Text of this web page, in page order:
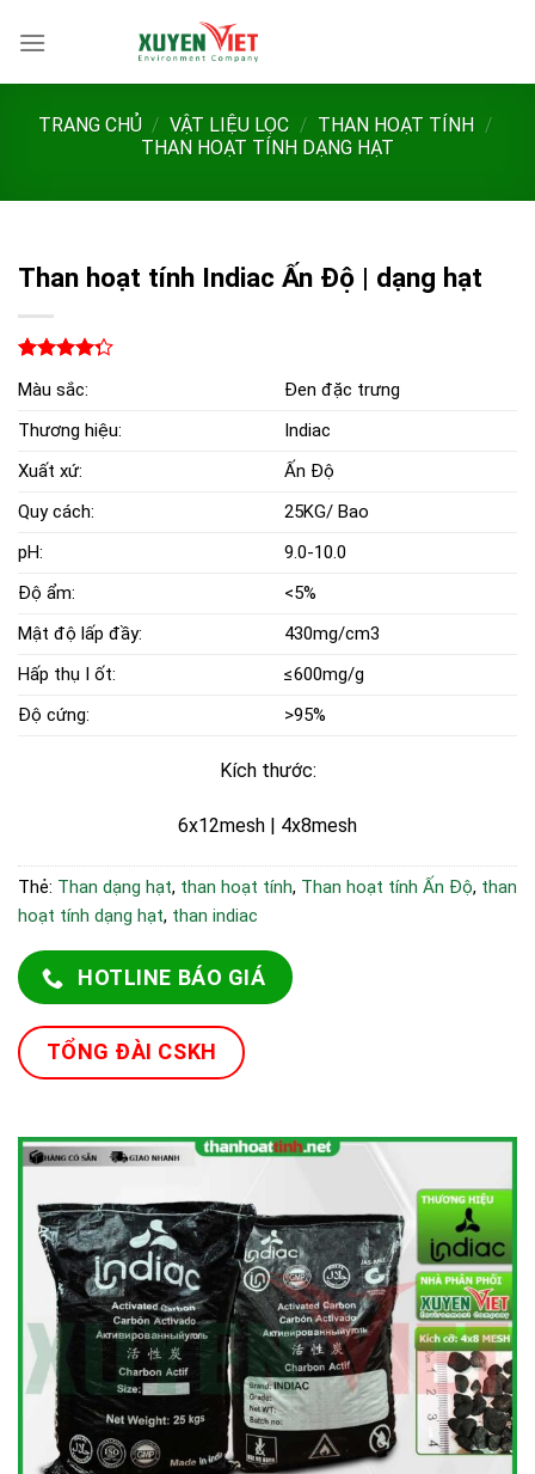
qua
TRANG CHỦ / VẬT LIỆU LỌC / THAN HOẠT TÍNH /
THAN HOẠT TÍNH DẠNG HẠT
Than hoạt tính Indiac Ấn Độ | dạng hạt
4.25
5 dựa
giá
Màu sắc:
Đen đặc trưng
Thương hiệu:
Indiac
Xuất xứ:
Ấn Độ
Quy cách:
25KG/ Bao
pH:
9.0-10.0
Độ ẩm:
<5%
Mật độ lấp đầy:
430mg/cm3
Hấp thụ I ốt:
≤600mg/g
Độ cứng:
>95%
Kích thước:
6x12mesh | 4x8mesh
Thẻ: Than dạng hạt, than hoạt tính, Than hoạt tính Ấn Độ, than
hoạt tính dạng hạt, than indiac
HOTLINE BÁO GIÁ
TỔNG ĐÀI CSKH